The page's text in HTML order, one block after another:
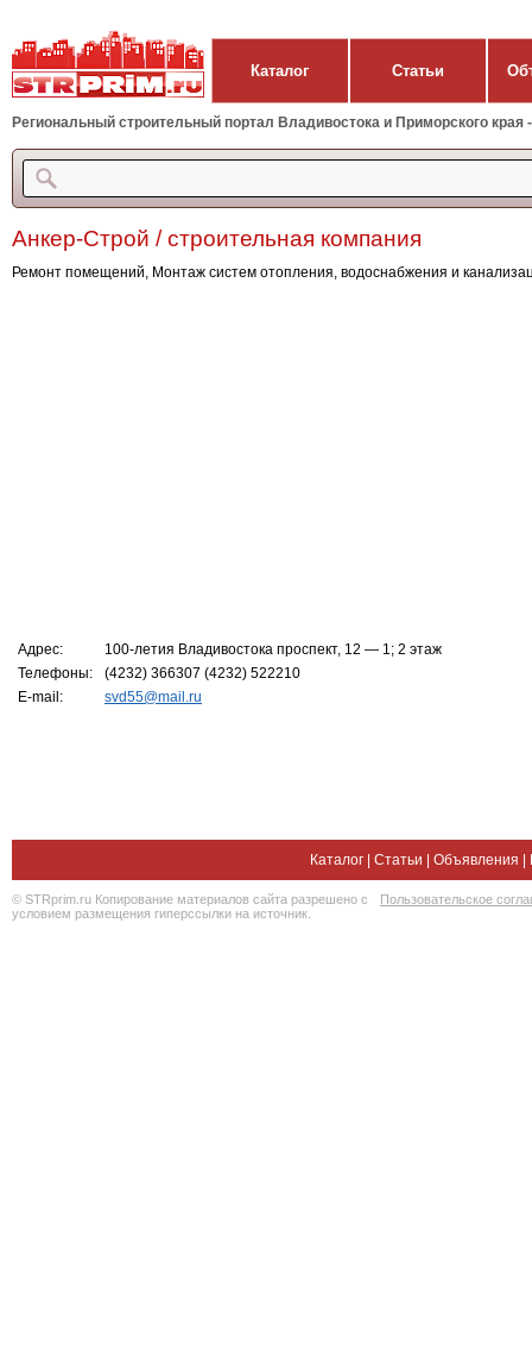
Каталог Статьи
Региональный строительный портал Владивостока и Приморского края
Анкер-Строй / строительная компания
Ремонт помещений, Монтаж систем отопления, водоснабжения и
Адрес:
100-летия Владивостока проспект, 12 — 1; 2 этаж
Телефоны:
(4232) 366307 (4232) 522210
E-mail:
svd55@mail.ru
Каталог Статьи Объявления
© STRprim.ru Копирование материалов сайта разрешено с
условием размещения гиперссылки на источник.
Пользовательское